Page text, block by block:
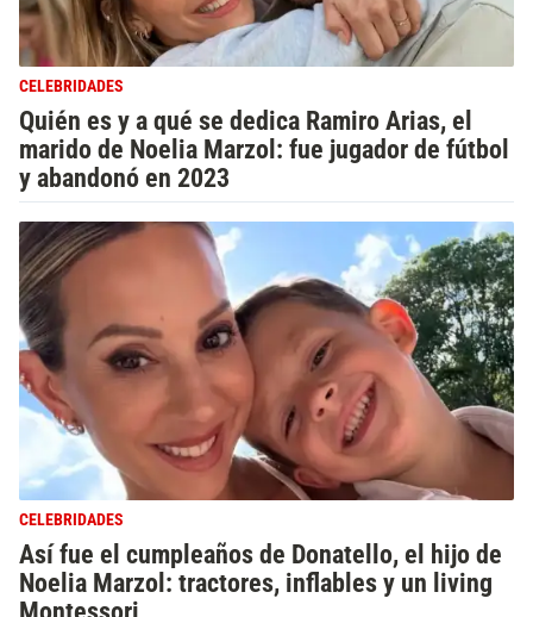
CELEBRIDADES
Quién es y a qué se dedica Ramiro Arias, el
marido de Noelia Marzol: fue jugador de fútbol
y abandonó en 2023
CELEBRIDADES
Así fue el cumpleaños de Donatello, el hijo de
Noelia Marzol: tractores, inflables y un living